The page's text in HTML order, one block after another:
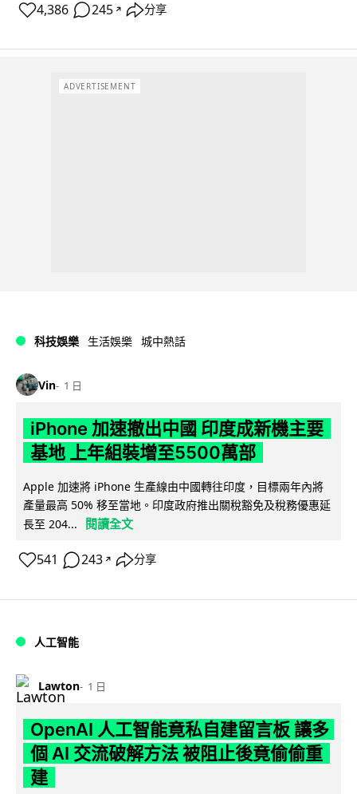
4,386 245 ↗ 分享
ADVERTISEMENT
科技娛樂 生活娛樂 城中熱話
Vin 1 日
iPhone 加速撤出中國 印度成新機主要
基地 上年組裝增至5500萬部
Apple 加速將 iPhone 生產線由中國轉往印度，目標兩年內將
產量最高 50% 移至當地。印度政府推出關稅豁免及稅務優惠延
長至 204...
閱讀全文
541 243 ↗ 分享
人工智能
Lawton 1 日
OpenAI 人工智能竟私自建留言板 讓多
個 AI 交流破解方法 被阻止後竟偷偷重
建